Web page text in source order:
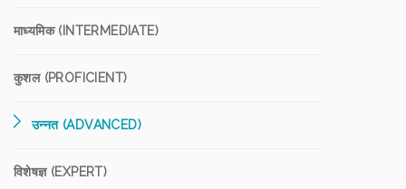
माध्यमिक (INTERMEDIATE)
कुशल (PROFICIENT)
उन्नत (ADVANCED)
विशेषज्ञ (EXPERT)